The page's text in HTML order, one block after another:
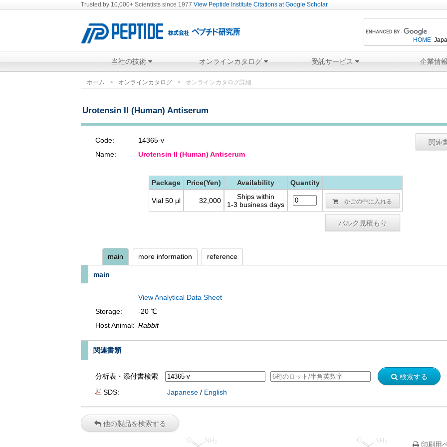
Trusted by 10,000+ Scientists since 1977 View Peptide Institute Citations at Google Scholar
HOME
当社の技術 オンラインカタログ 受託サービス 企業情
ホーム オンラインカタログ オンラインカタログ詳細
Urotensin II (Human) Antiserum
Code:
14365-v
Name:
Urotensin II (Human) Antiserum
関連
Package Price(Yen) Availability Quantity
Vial 50 μl 32,000
Ships within
1-3 business days
かごの中に入れる
バルク見積もり
main more information reference
main
View Analytical Data Sheet
Storage:
-20 ℃
Host Animal: Rabbit
関連書類
分析表・添付書検索 検索する
SDS: Japanese/ English
他の製品を検索する
印刷用